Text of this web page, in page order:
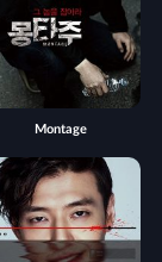
Montage